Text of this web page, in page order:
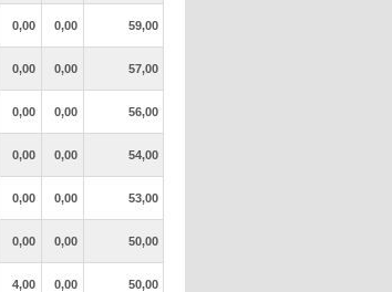
0,00 0,00 59,00
0,00 0,00 57,00
0,00 0,00 56,00
0,00 0,00 54,00
0,00 0,00 53,00
0,00 0,00 50,00
4,00 0,00 50,00